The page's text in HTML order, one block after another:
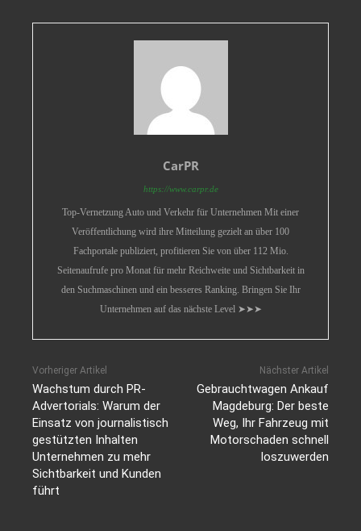
CarPR
https://www.carpr.de
Top-Vernetzung Auto und Verkehr für Unternehmen Mit einer
Veröffentlichung wird ihre Mitteilung gezielt an über 100
Fachportale publiziert, profitieren Sie von über 112 Mio.
Seitenaufrufe pro Monat für mehr Reichweite und Sichtbarkeit in
den Suchmaschinen und ein besseres Ranking. Bringen Sie Ihr
Unternehmen auf das nächste Level ➤➤➤
Vorheriger Artikel
Wachstum durch PR-
Advertorials: Warum der
Einsatz von journalistisch
gestützten Inhalten
Unternehmen zu mehr
Sichtbarkeit und Kunden
führt
Nächster Artikel
Gebrauchtwagen Ankauf
Magdeburg: Der beste
Weg, Ihr Fahrzeug mit
Motorschaden schnell
loszuwerden